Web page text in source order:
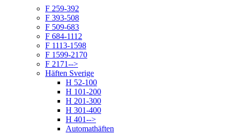
F 259-392
F 393-508
F 509-683
F 684-1112
F 1113-1598
F 1599-2170
F 2171-->
Häften Sverige
H 52-100
H 101-200
H 201-300
H 301-400
H 401-->
Automathäften